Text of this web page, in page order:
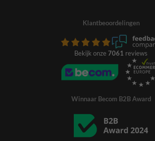
Klantbeoordelingen
Bekijk onze 7061 reviews
Winnaar Becom B2B Award